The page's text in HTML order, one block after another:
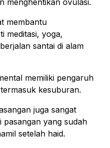
membantu
meditasi, yoga,
santai di alam
memiliki pengaruh
kesuburan.
juga sangat
yang sudah
setelah haid.